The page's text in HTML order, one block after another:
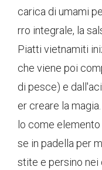
carica di umami
rro integrale, la
Piatti vietnamiti
che viene poi
di pesce) e
er creare la
lo come
se in padella per
stite e persino nei